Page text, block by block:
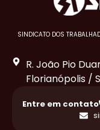
SINDICATO DOS
R. João Pio
Florianópolis /
Entre em contato